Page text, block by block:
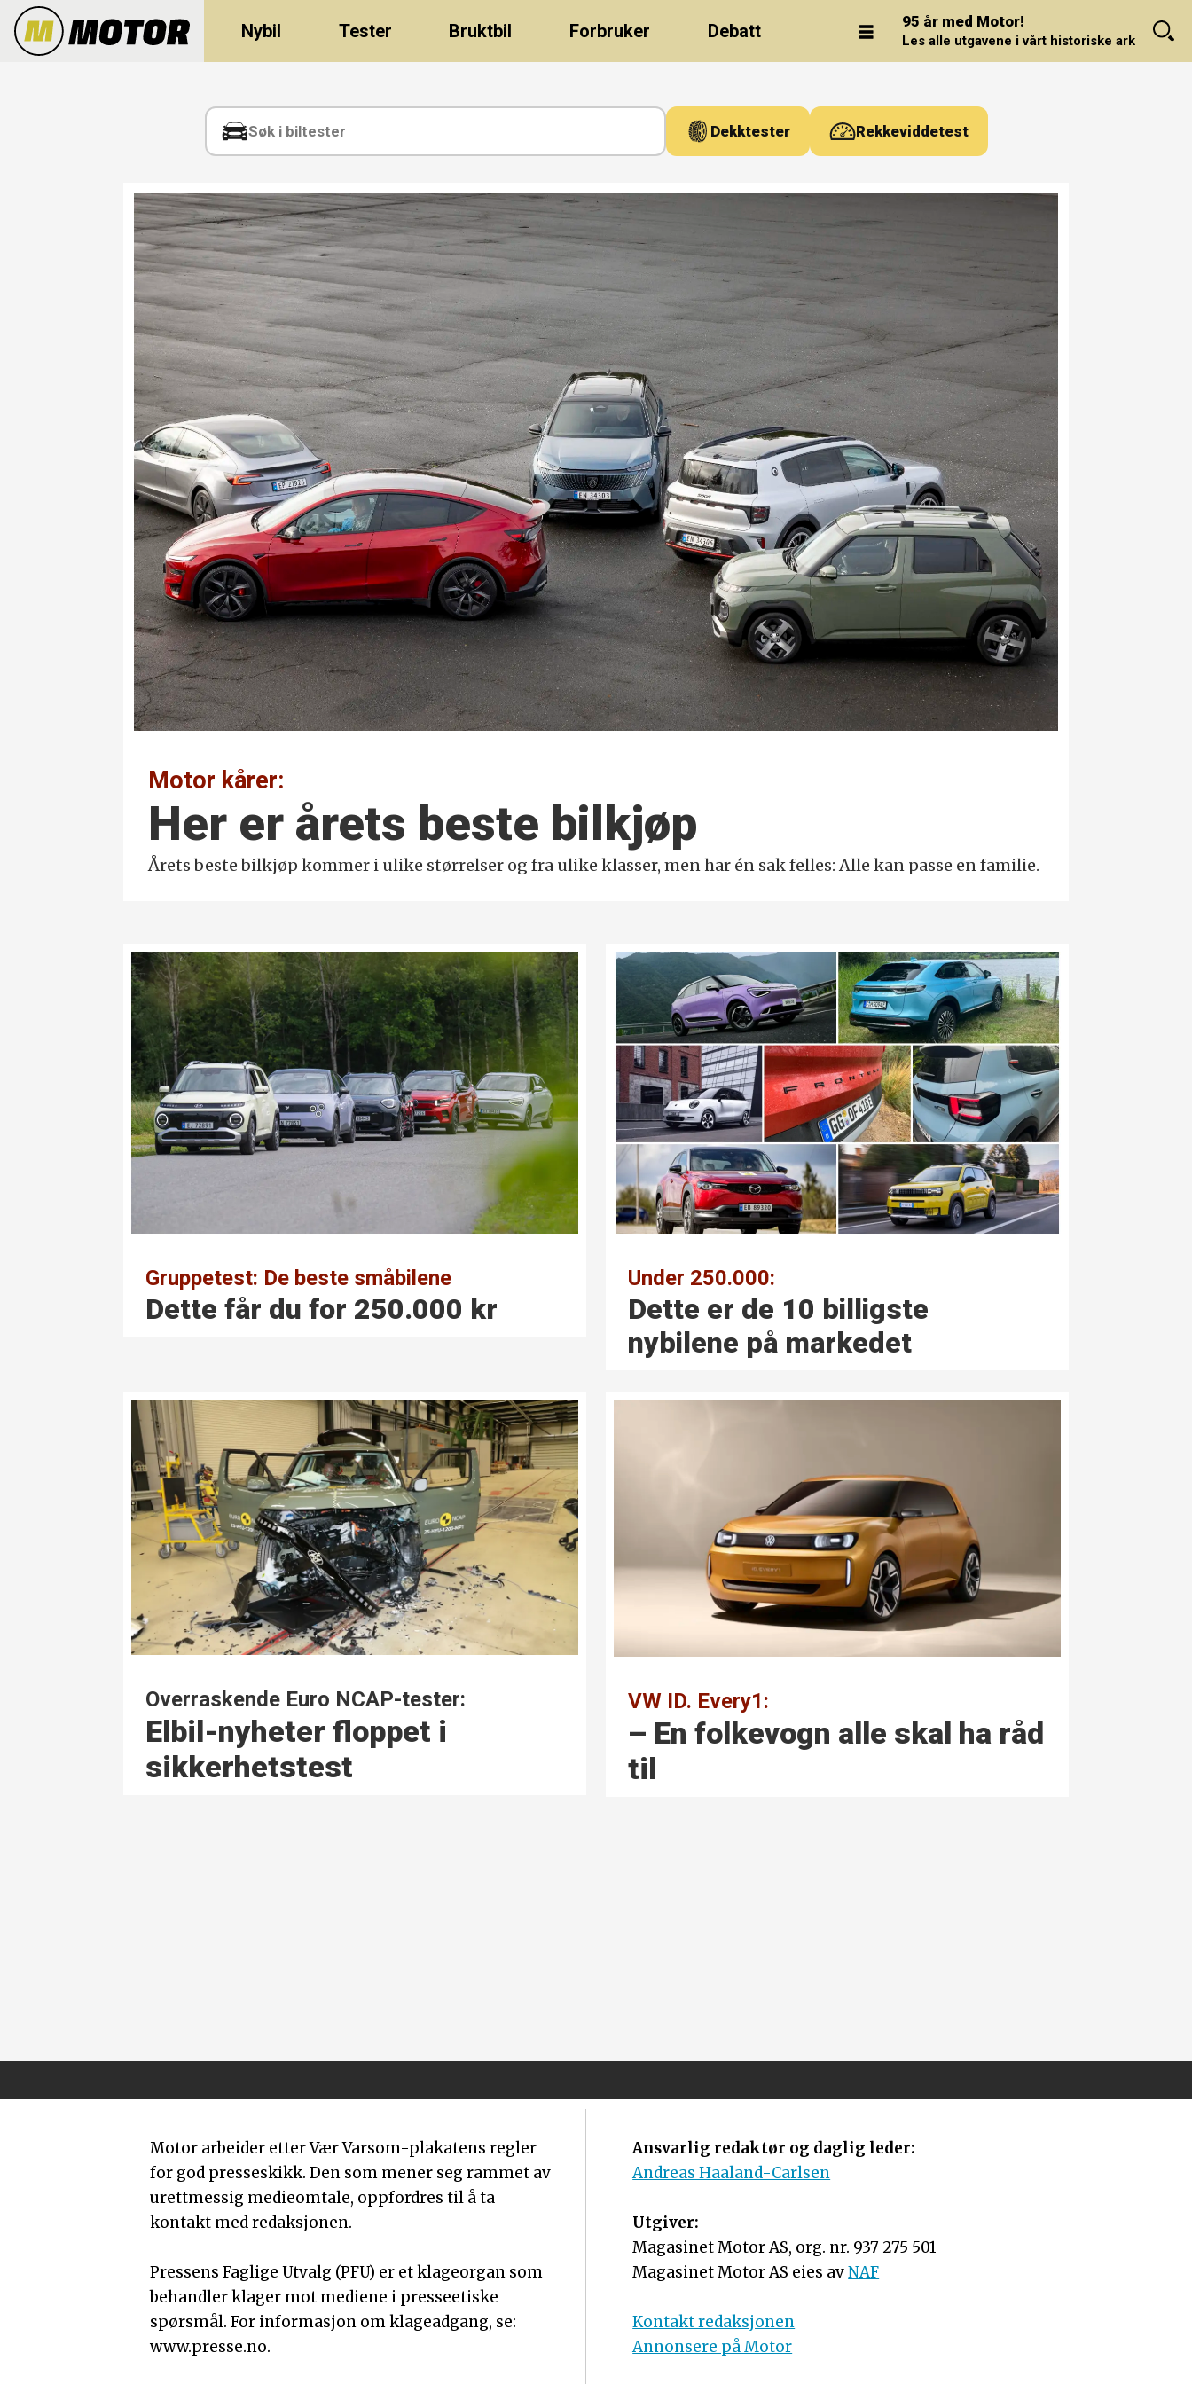
Nybil Tester Bruktbil Forbruker Debatt 95 år med Motor!
Les alle utgavene i vårt historiske arkiv.
Dekktester Rekkeviddetest
Motor kårer:
Her er årets beste bilkjøp
Årets beste bilkjøp kommer i ulike størrelser og fra ulike klasser, men har én sak felles: Alle kan passe en familie.
Gruppetest: De beste småbilene
Dette får du for 250.000 kr
Under 250.000:
Dette er de 10 billigste
nybilene på markedet
Overraskende Euro NCAP-tester:
Elbil-nyheter floppet i
sikkerhetstest
VW ID. Every1:
– En folkevogn alle skal ha råd
til
Motor arbeider etter Vær Varsom-plakatens regler
for god presseskikk. Den som mener seg rammet av
urettmessig medieomtale, oppfordres til å ta
kontakt med redaksjonen.
Pressens Faglige Utvalg (PFU) er et klageorgan som
behandler klager mot mediene i presseetiske
spørsmål. For informasjon om klageadgang, se:
www.presse.no.
Ansvarlig redaktør og daglig leder:
Andreas Haaland-Carlsen
Utgiver:
Magasinet Motor AS, org. nr. 937 275 501
Magasinet Motor AS eies avNAF
Kontakt redaksjonen
Annonsere på Motor